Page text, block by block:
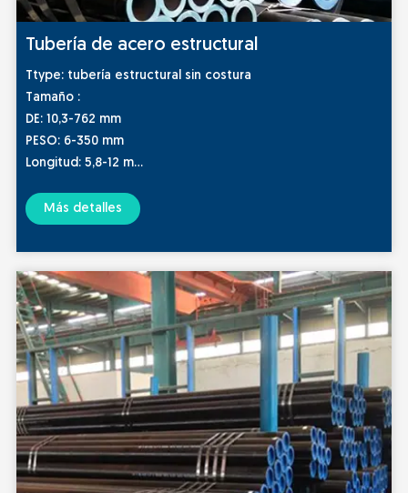
Tubería de acero estructural
Ttype: tubería estructural sin costura
Tamaño :
DE: 10,3-762 mm
PESO: 6-350 mm
Longitud: 5,8-12 m
A252/JISG3441/EN10210/EN10297/DIN1629
Embalaje: paquete o a granel, caja de madera u otro
embalaje apto para el mar o según los requisitos del
cliente
Más detalles